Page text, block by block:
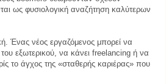
ως φυσιολογική αναζήτηση καλύτερων
Ένας νέος εργαζόμενος μπορεί να
εξωτερικού, να κάνει freelancing ή να
το άγχος της «σταθερής καριέρας» που